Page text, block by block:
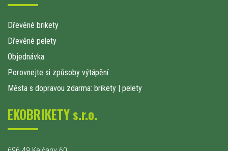
Dřevěné brikety
Dřevěné pelety
Objednávka
Porovnejte si způsoby výtápění
Města s dopravou zdarma: brikety | pelety
EKOBRIKETY s.r.o.